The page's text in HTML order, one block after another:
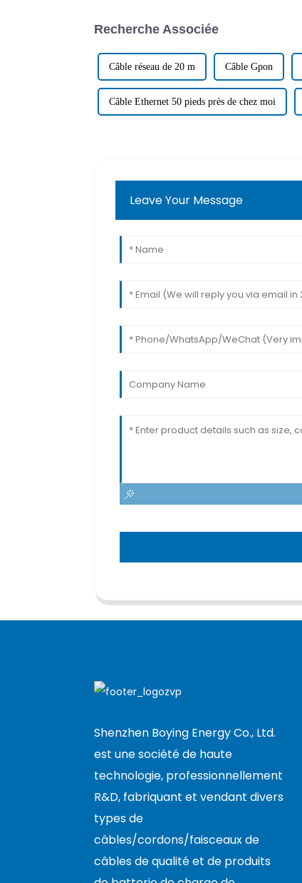
Recherche Associée
Câble réseau de 20 m Câble Gpon
Câble Ethernet 50 pieds près de chez moi
Leave Your Message
Shenzhen Boying Energy Co., Ltd.
est une société de haute
technologie, professionnellement
R&D, fabriquant et vendant divers
types de
câbles/cordons/faisceaux de
câbles de qualité et de produits